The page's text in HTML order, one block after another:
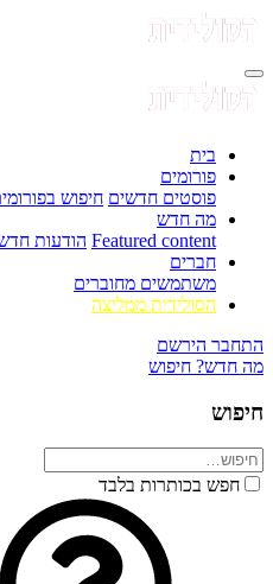
בית
פורומים
פוסטים חדשים חיפוש
מה חדש
Featured content הודעות
חברים
משתמשים מחוברים
הסולידית ממליצה
התחבר הירשם
מה חדש? חיפוש
חיפוש
חפש בכותרות בלבד